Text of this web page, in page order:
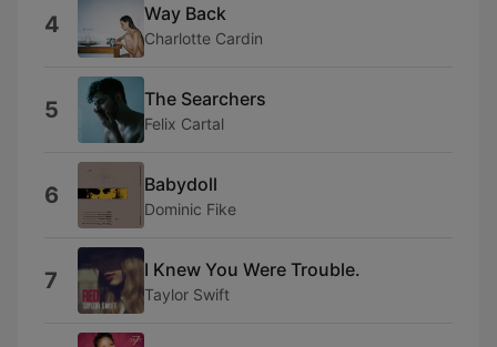
4 Way Back
Charlotte Cardin
5 The Searchers
Felix Cartal
6 Babydoll
Dominic Fike
7 I Knew You Were Trouble.
Taylor Swift